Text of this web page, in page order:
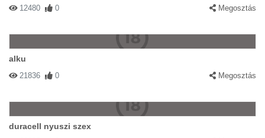
12480 0 Megosztás
alku
21836 0 Megosztás
duracell nyuszi szex